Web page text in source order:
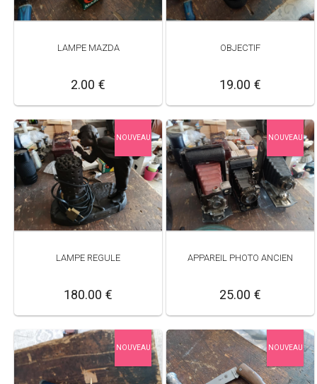
LAMPE MAZDA
2.00 €
OBJECTIF
19.00 €
NOUVEAU
LAMPE REGULE
180.00 €
NOUVEAU
APPAREIL PHOTO ANCIEN
25.00 €
NOUVEAU NOUVEAU